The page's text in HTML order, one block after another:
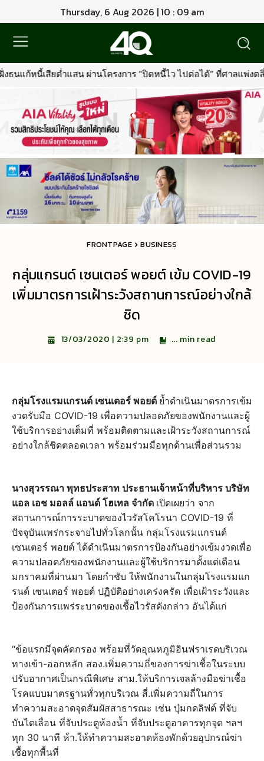
Thursday, 6 Aug 2026 | 10 : 09 am
โครงการ “ปิดหนี้ไว ไปต่อได้” ที่ศาลแพ่งตลิ่งชัน 8-9 ส.ค. นี้•เมื
FRONTPAGE BUSINESS
กลุ่มแกรนด์ เซนเตอร์ พอยต์ เข้ม COVID-19
เพิ่มมาตรการเฝ้าระวังสถานการณ์อย่างใกล้
ชิด
13/03/2020 | 2:39 pm ... min read
กลุ่มโรงแรมแกรนด์ เซนเตอร์ พอยต์ ย้ำดำเนินมาตรการเข้ม
งวดรับมือ COVID-19 เพื่อความปลอดภัยของพนักงานและผู้
ใช้บริการอย่างเต็มที่ พร้อมติดตามและเฝ้าระวังสถานการณ์
อย่างใกล้ชิดตลอดเวลา พร้อมร่วมมือทุกด้านเพื่อส่วนรวม
นางสุวรรณา พุทธประสาท ประธานเจ้าหน้าที่บริหาร บริษัท
แอล เอช มอลล์ แอนด์ โฮเทล จำกัด เปิดเผยว่า จาก
สถานการณ์การระบาดของไวรัสโคโรนา COVID-19 ที่
ปัจจุบันแพร่กระจายไปทั่วโลกนั้น กลุ่มโรงแรมแกรนด์
เซนเตอร์ พอยต์ ได้ดำเนินมาตรการป้องกันอย่างเข้มงวดเพื่อ
ความปลอดภัยของพนักงานและผู้ใช้บริการมาตั้งแต่เดือน
มกราคมที่ผ่านมา โดยกำชับ ให้พนักงานในกลุ่มโรงแรมแก
รนด์ เซนเตอร์ พอยต์ ปฏิบัติอย่างเคร่งครัด เพื่อเฝ้าระวังและ
ป้องกันการแพร่ระบาดของเชื้อไวรัสดังกล่าว อันได้แก่
“ข้อแรกมีจุดคัดกรอง พร้อมที่วัดอุณหภูมิอินฟราเรดบริเวณ
ทางเข้า-ออกหลัก สอง.เพิ่มความถี่ของการฆ่าเชื้อในระบบ
ปรับอากาศเป็นกรณีพิเศษ สาม.ให้บริการเจลล้างมือฆ่าเชื้อ
โรคแบบมาตรฐานทั่วทุกบริเวณ สี่.เพิ่มความถี่ในการ
ทำความสะอาดจุดสัมผัสสาธารณะ เช่น ปุ่มกดลิฟต์ ที่จับ
บันไดเลื่อน ที่จับประตูห้องน้ำ ที่จับประตูอาคารทุกจุด ฯลฯ
ทุก 30 นาที ห้า.ให้ทำความสะอาดห้องพักด้วยอุปกรณ์ฆ่า
เชื้อทุกพื้นที่